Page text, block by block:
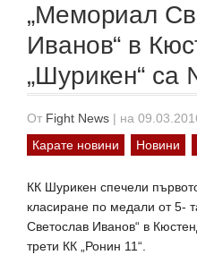
„Мемориал
Иванов“ в
„Шурикен“ са
От Fight News | на
Карате новини
Новини
КК Шурикен спечели
класиране по медали от 5-
Светослав Иванов“ в
трети КК „Ронин 11“.